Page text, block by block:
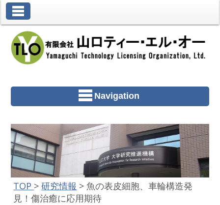
Navigation
TOP >研究情報 >魚の表皮細胞、車輪構造発
見！傷治癒に応用期待